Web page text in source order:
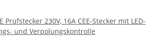
Prüfstecker 230V, 16A CEE-Stecker mit LED-
und Verpolungskontrolle